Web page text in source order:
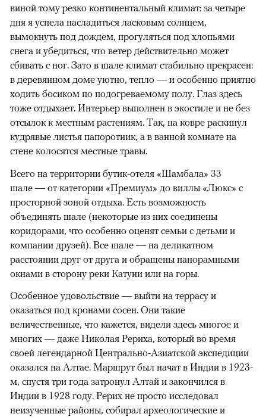
виной тому резко континентальный климат: за четыре
дня я успела насладиться ласковым солнцем,
вымокнуть под дождем, прогуляться под хлопьями
снега и убедиться, что ветер действительно может
сбивать с ног. Зато в шале климат стабильно прекрасен:
в деревянном доме уютно, тепло — и особенно приятно
ходить босиком по подогреваемому полу. Глаз здесь
тоже отдыхает. Интерьер выполнен в экостиле и не без
отсылок к местным растениям. Так, на ковре раскинул
кудрявые листья папоротник, а в ванной комнате на
стене колосятся местные травы.
00:00 / 00:00
Всего на территории бутик-отеля «Шамбала» 33
шале — от категории «Премиум» до виллы «Люкс» с
просторной зоной отдыха. Есть возможность
объединять шале (некоторые из них соединены
коридорами, что особенно оценят семьи с детьми и
компании друзей). Все шале — на деликатном
расстоянии друг от друга и обращены панорамными
окнами в сторону реки Катуни или на горы.
Особенное удовольствие — выйти на террасу и
оказаться под кронами сосен. Они такие
величественные, что кажется, видели здесь многое и
многих — даже Николая Рериха, который во время
своей легендарной Центрально-Азиатской экспедиции
оказался на Алтае. Маршрут был начат в Индии в 1923-
м, спустя три года затронул Алтай и закончился в
Индии в 1928 году. Рерих не просто исследовал
неизученные районы, собирал археологические и